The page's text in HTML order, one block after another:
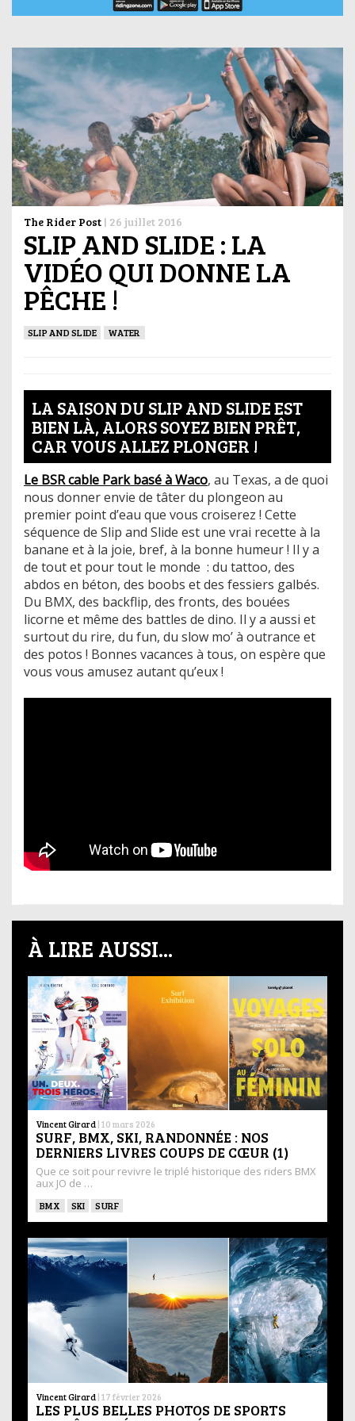
The Rider Post | 26 juillet 2016
SLIP AND SLIDE : LA
VIDÉO QUI DONNE LA
PÊCHE !
SLIP AND SLIDE WATER
LA SAISON DU SLIP AND SLIDE EST
BIEN LÀ, ALORS SOYEZ BIEN PRÊT,
CAR VOUS ALLEZ PLONGER !
Le BSR cable Park basé à Waco, au Texas, a de quoi
nous donner envie de tâter du plongeon au
premier point d’eau que vous croiserez ! Cette
séquence de Slip and Slide est une vrai recette à la
banane et à la joie, bref, à la bonne humeur ! Il y a
de tout et pour tout le monde : du tattoo, des
abdos en béton, des boobs et des fessiers galbés.
Du BMX, des backflip, des fronts, des bouées
licorne et même des battles de dino. Il y a aussi et
surtout du rire, du fun, du slow mo’ à outrance et
des potos ! Bonnes vacances à tous, on espère que
vous vous amusez autant qu’eux !
À LIRE AUSSI...
Vincent Girard | 10 mars 2026
SURF, BMX, SKI, RANDONNÉE : NOS
DERNIERS LIVRES COUPS DE CŒUR (1)
Que ce soit pour revivre le triplé historique des riders BMX
aux JO de …
BMX SKI SURF
Vincent Girard | 17 février 2026
LES PLUS BELLES PHOTOS DE SPORTS